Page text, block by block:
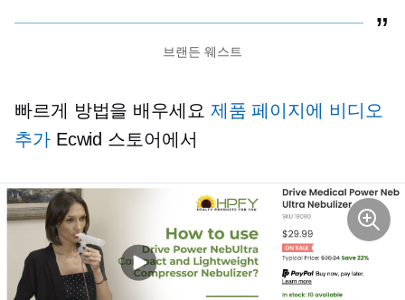
브랜든 웨스트
빠르게 방법을 배우세요 제품 페이지에 비디오
추가Ecwid 스토어에서